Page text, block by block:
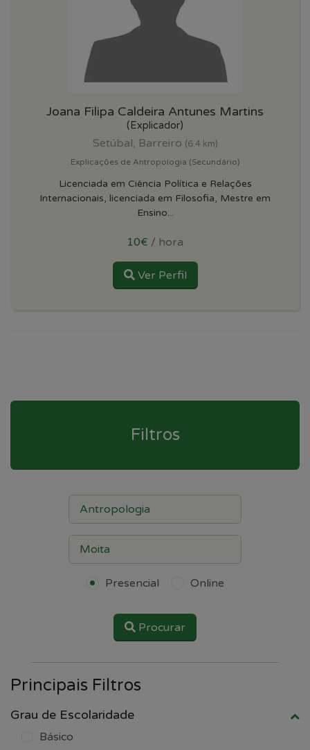
Joana Filipa Caldeira Antunes Martins
(Explicador)
Setúbal, Barreiro (6.4 km)
Explicações de Antropologia (Secundário)
Licenciada em Ciência Política e Relações
Internacionais, licenciada em Filosofia, Mestre em
Ensino...
10€ / hora
Ver Perfil
Filtros
Presencial Online
Procurar
Principais Filtros
Grau de Escolaridade
Básico